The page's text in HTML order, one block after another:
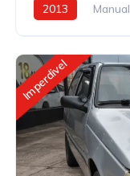
2013 Manual
Imperdivel